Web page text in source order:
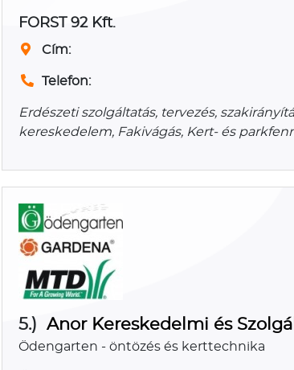
FORST 92 Kft.
Cím:
Telefon:
Erdészeti szolgáltatás, tervezés,
kereskedelem, Fakivágás, Kert- és
5.) Anor Kereskedelmi és
Ödengarten - öntözés és kerttechnika